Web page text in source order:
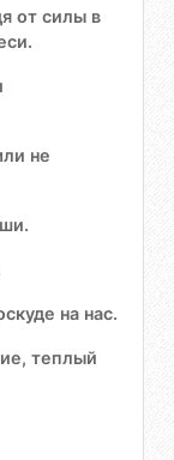
от силы в
не
на нас.
теплый